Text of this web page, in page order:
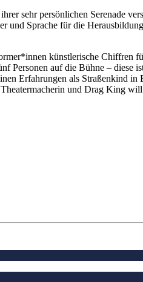
sehr persönlichen Serenade
Sprache für die
künstlerische Chiffren
auf die Bühne – diese
Erfahrungen als Straßenkind in
und Drag King